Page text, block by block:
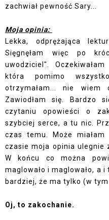
zachwiał pewność Sary...
Moja opinia:
Lekka, odprężająca
Sięgnęłam więc po
uwodziciel".
która pomimo
otrzymałam... nie wiem
Zawiodłam się. Bardzo
czytaniu opowieści o
szybciej serce, a tu nic.
czas temu. Może
czasie moja opinia ulegnie
W końcu co można
maglowało i maglowało, a
bardziej, że ma tylko (w
Oj, to zakochanie.